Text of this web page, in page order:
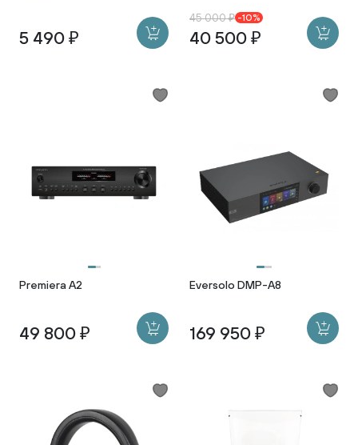
5 490 ₽
45 000 ₽ -10%
40 500 ₽
Premiera A2
49 800 ₽
Eversolo DMP-A8
169 950 ₽